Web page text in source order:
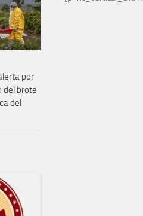
por
del brote
del